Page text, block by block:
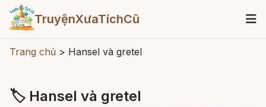
TruyệnXưaTíchCũ
Trang chủ > Hansel và gretel
🏷 Hansel và gretel